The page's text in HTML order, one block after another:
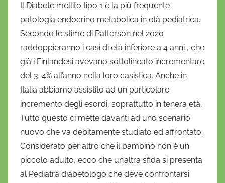
D
a
n
i
e
l
a
D
'
O
Il Diabete mellito tipo 1 è la più frequente
patologia endocrino metabolica in età pediatrica.
Secondo le stime di Patterson nel 2020
raddoppieranno i casi di età inferiore a 4 anni , che
già i Finlandesi avevano sottolineato incrementare
del 3-4% all’anno nella loro casistica. Anche in
Italia abbiamo assistito ad un particolare
incremento degli esordi, soprattutto in tenera età.
Tutto questo ci mette davanti ad uno scenario
nuovo che va debitamente studiato ed affrontato.
Considerato per altro che il bambino non è un
piccolo adulto, ecco che un’altra sfida si presenta
al Pediatra diabetologo che deve confrontarsi